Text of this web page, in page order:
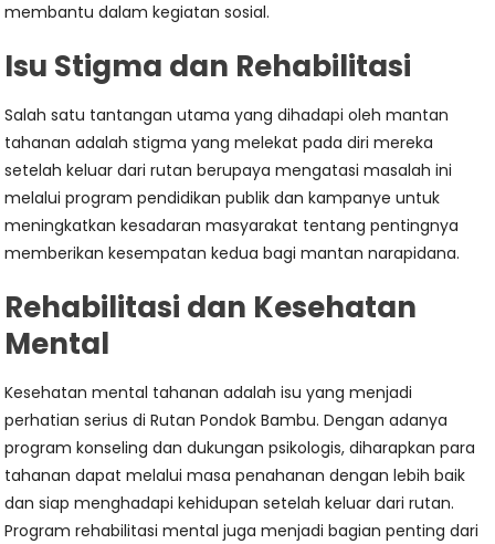
membantu dalam kegiatan sosial.
Isu Stigma dan Rehabilitasi
Salah satu tantangan utama yang dihadapi oleh mantan
tahanan adalah stigma yang melekat pada diri mereka
setelah keluar dari rutan berupaya mengatasi masalah ini
melalui program pendidikan publik dan kampanye untuk
meningkatkan kesadaran masyarakat tentang pentingnya
memberikan kesempatan kedua bagi mantan narapidana.
Rehabilitasi dan Kesehatan
Mental
Kesehatan mental tahanan adalah isu yang menjadi
perhatian serius di Rutan Pondok Bambu. Dengan adanya
program konseling dan dukungan psikologis, diharapkan para
tahanan dapat melalui masa penahanan dengan lebih baik
dan siap menghadapi kehidupan setelah keluar dari rutan.
Program rehabilitasi mental juga menjadi bagian penting dari